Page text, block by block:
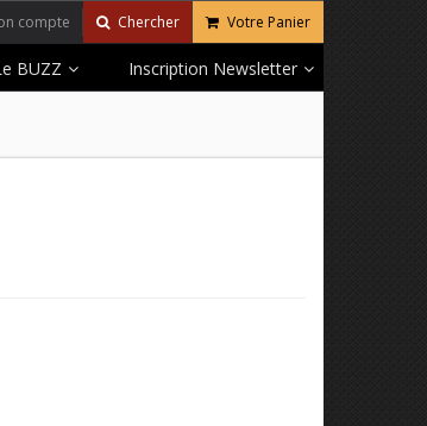
compte Chercher Votre Panier
BUZZ Inscription Newsletter